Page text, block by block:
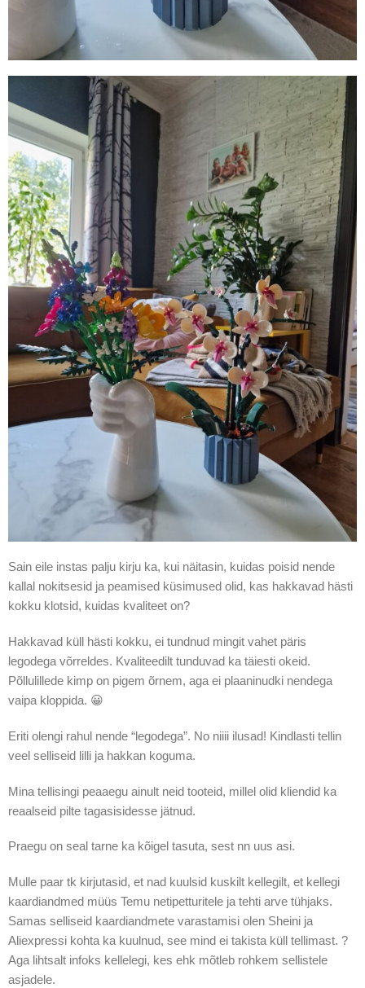
Sain eile instas palju kirju ka, kui näitasin, kuidas poisid nende
kallal nokitsesid ja peamised küsimused olid, kas hakkavad hästi
kokku klotsid, kuidas kvaliteet on?
Hakkavad küll hästi kokku, ei tundnud mingit vahet päris
legodega võrreldes. Kvaliteedilt tunduvad ka täiesti okeid.
Põllulillede kimp on pigem õrnem, aga ei plaaninudki nendega
vaipa kloppida. 😀
Eriti olengi rahul nende “legodega”. No niiii ilusad! Kindlasti tellin
veel selliseid lilli ja hakkan koguma.
Mina tellisingi peaaegu ainult neid tooteid, millel olid kliendid ka
reaalseid pilte tagasisidesse jätnud.
Praegu on seal tarne ka kõigel tasuta, sest nn uus asi.
Mulle paar tk kirjutasid, et nad kuulsid kuskilt kellegilt, et kellegi
kaardiandmed müüs Temu netipetturitele ja tehti arve tühjaks.
Samas selliseid kaardiandmete varastamisi olen Sheini ja
Aliexpressi kohta ka kuulnud, see mind ei takista küll tellimast. ?
Aga lihtsalt infoks kellelegi, kes ehk mõtleb rohkem sellistele
asjadele.